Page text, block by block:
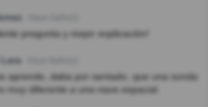
pregunta y mejor explicación!
aprende, daba por sentado, que una sonda
muy diferente a una nave espacial.